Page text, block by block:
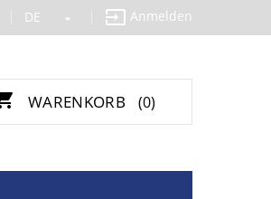
DE   Anmelden
WARENKORB (0)